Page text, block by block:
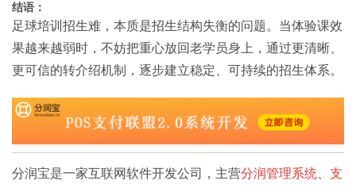
结语：
足球培训招生难，本质是招生结构失衡的问题。当体验课效
果越来越弱时，不妨把重心放回老学员身上，通过更清晰、
更可信的转介绍机制，逐步建立稳定、可持续的招生体系。
分润宝是一家互联网软件开发公司，主营分润管理系统 支